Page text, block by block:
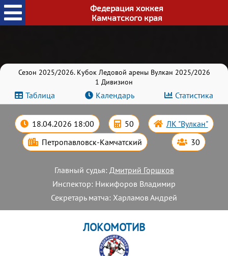
Федерация хоккея
Камчатского края
Сезон 2025/2026. Кубок Ледовой арены Вулкан 2025/2026
1 Дивизион
Таблица Календарь Статистика
18.04.2026 18:00 50 ЛК "Вулкан"
Петропавловск-Камчатский 30
Главный судья: Дмитрий Горшков
Инспектор: Никифоров Владимир
Секретарь матча: Харламов Андрей
ЛОКОМОТИВ